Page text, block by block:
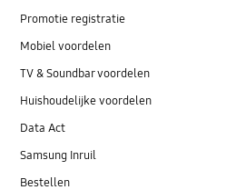
Promotie registratie
Mobiel voordelen
TV & Soundbar voordelen
Huishoudelijke voordelen
Data Act
Samsung Inruil
Bestellen